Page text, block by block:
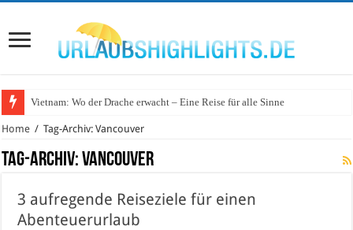
Vietnam: Wo der Drache erwacht – Eine Reise für alle Sinne
Wo lohnt sich Urlaub auf dem Wasser in Deutschland?
Home / Tag-Archiv: Vancouver
Tag-Archiv:Vancouver
3 aufregende Reiseziele für einen
Abenteuerurlaub